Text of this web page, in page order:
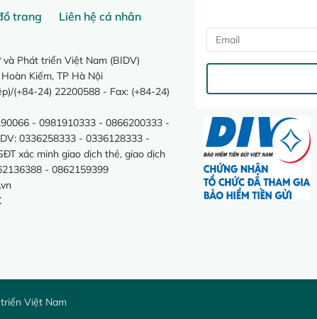
trang
Liên hệ cá nhân
Phát triển Việt Nam (BIDV)
Kiếm, TP Hà Nội
(+84-24) 22200588 - Fax: (+84-24)
- 0981910333 - 0866200333 -
0336258333 - 0336128333 -
xác minh giao dịch thẻ, giao dịch
- 0862159399
Việt Nam